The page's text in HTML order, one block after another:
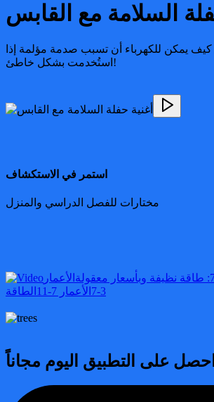
السلامة مع القابس
كيف يمكن للكهرباء أن تسبب صدمة مؤلمة إذا
استُخدمت بشكل خاطئ!
استمر في الاستكشاف
مختارات للفصل الدراسي والمنزل
معقولة
الأعمار
3-7
الأعمار 7-11 الطاقة